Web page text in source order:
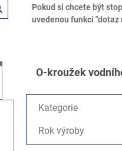
Pokud si chcete být
uvedenou funkci "dotaz
O-kroužek
Kategorie
Rok výroby